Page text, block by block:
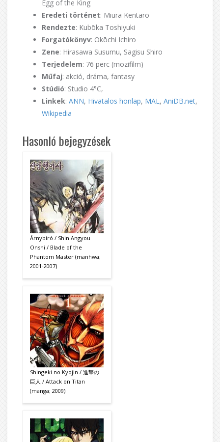
Egg of the King
Eredeti történet: Miura Kentarō
Rendezte: Kubōka Toshiyuki
Forgatókönyv: Okōchi Ichiro
Zene: Hirasawa Susumu, Sagisu Shiro
Terjedelem: 76 perc (mozifilm)
Műfaj: akció, dráma, fantasy
Stúdió: Studio 4°C,
Linkek: ANN, Hivatalos honlap, MAL, AniDB.net,
Wikipedia
Hasonló bejegyzések
Árnybíró / Shin Angyou
Onshi / Blade of the
Phantom Master (manhwa;
2001-2007)
Shingeki no Kyojin / 進撃の
巨人 / Attack on Titan
(manga; 2009)